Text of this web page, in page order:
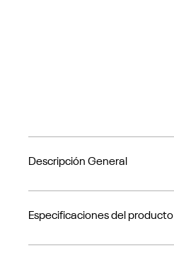
Descripción General
Especificaciones del producto